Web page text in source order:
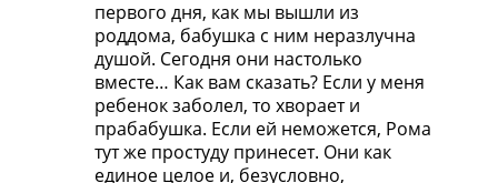
первого дня, как мы вышли из
роддома, бабушка с ним неразлучна
душой. Сегодня они настолько
вместе… Как вам сказать? Если у меня
ребенок заболел, то хворает и
прабабушка. Если ей неможется, Рома
тут же простуду принесет. Они как
единое целое и, безусловно,